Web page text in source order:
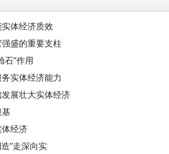
体经济质效
盛的重要支柱
石”作用
实体经济能力
展壮大实体经济
经济
”走深向实